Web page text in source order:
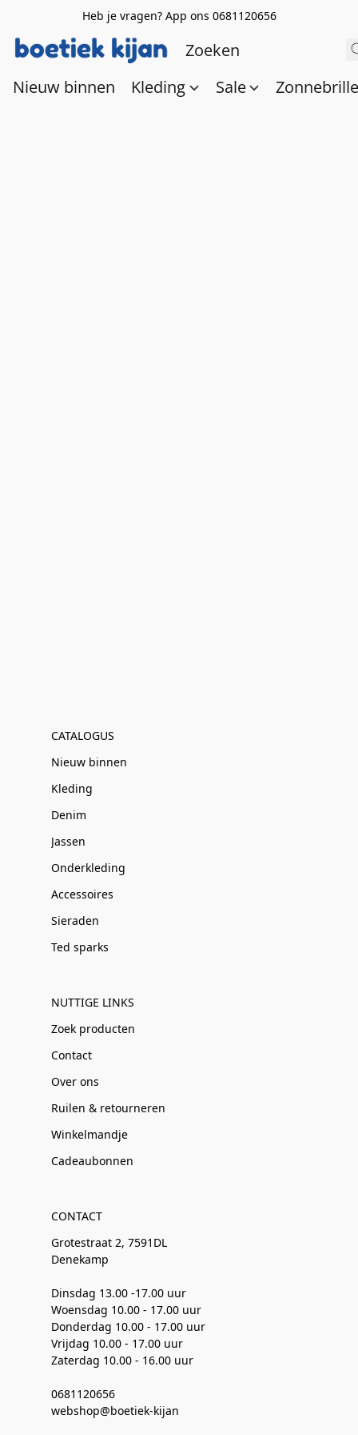
Heb je vragen? App ons 0681120656
Nieuw binnen Kleding Sale
CATALOGUS
Nieuw binnen
Kleding
Denim
Jassen
Onderkleding
Accessoires
Sieraden
Ted sparks
NUTTIGE LINKS
Zoek producten
Contact
Over ons
Ruilen & retourneren
Winkelmandje
Cadeaubonnen
CONTACT
Grotestraat 2, 7591DL
Denekamp
Dinsdag 13.00 -17.00 uur
Woensdag 10.00 - 17.00 uur
Donderdag 10.00 - 17.00 uur
Vrijdag 10.00 - 17.00 uur
Zaterdag 10.00 - 16.00 uur
0681120656
webshop@boetiek-kijan